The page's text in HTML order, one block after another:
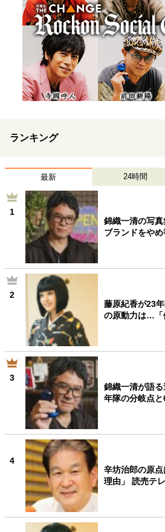
ランキング
最新 24時間
1
錦織一清の写
ブランドをや
2
藤原紀香が23
の原動力は…
3
錦織一清が語
年隊の分岐点
4
辛坊治郎の原
理由」 読売テ